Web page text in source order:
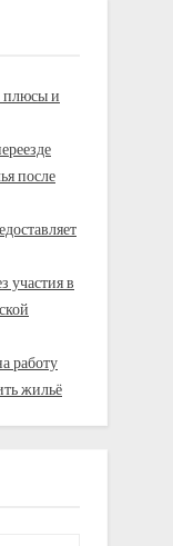
плюсы и
после
участия в
работу
жильё